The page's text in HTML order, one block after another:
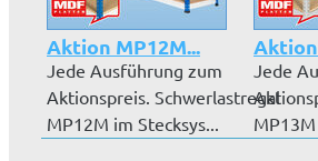
Aktion MP12M...
Jede Ausführung zum
Aktionspreis. Schwerlastregal
MP12M im Stecksys...
Aktion
Jede